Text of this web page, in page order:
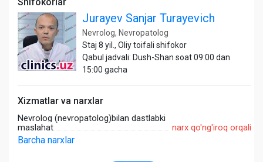
Jurayev Sanjar Turayevich
Nevrolog, Nevropatolog
Staj 8 yil., Oliy toifali shifokor
Qabul jadvali: Dush-Shan soat 09:00 dan
15:00 gacha
Xizmatlar va narxlar
Nevrolog (nevropatolog)bilan dastlabki
maslahat
narx qo'ng'iroq orqali
Barcha narxlar